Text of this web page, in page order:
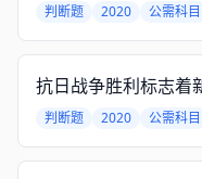
判断题 2020 公需科目
抗日战争胜利标志着
判断题 2020 公需科目